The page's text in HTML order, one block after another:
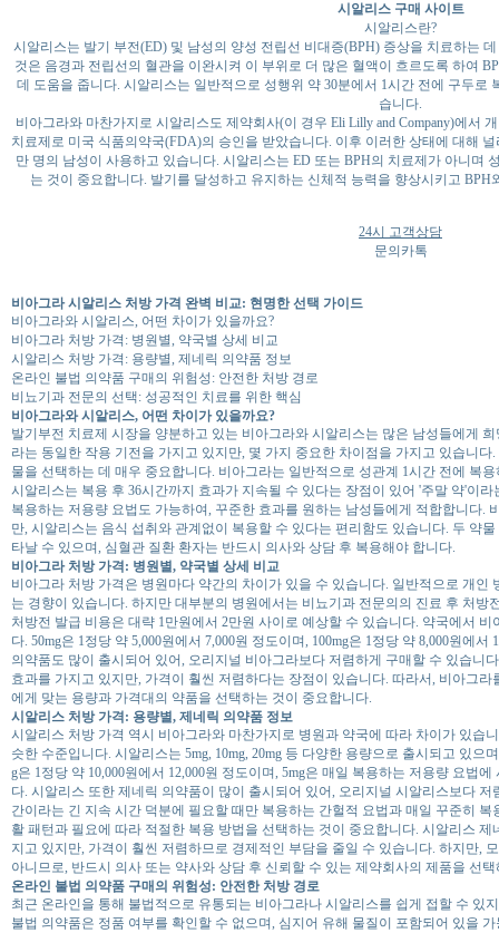
시알리스 구매 사이트
시알리스란?
시알리스는 발기 부전(ED) 및 남성의 양성 전립선 비대증(BPH) 증상을 치료하는
것은 음경과 전립선의 혈관을 이완시켜 이 부위로 더 많은 혈액이 흐르도록 하여
데 도움을 줍니다. 시알리스는 일반적으로 성행위 약 30분에서 1시간 전에 구두로
습니다.
비아그라와 마찬가지로 시알리스도 제약회사(이 경우 Eli Lilly and Company)에서
치료제로 미국 식품의약국(FDA)의 승인을 받았습니다. 이후 이러한 상태에 대해
만 명의 남성이 사용하고 있습니다. 시알리스는 ED 또는 BPH의 치료제가 아니며
는 것이 중요합니다. 발기를 달성하고 유지하는 신체적 능력을 향상시키고
24시 고객상담
문의카톡
비아그라 시알리스 처방 가격 완벽 비교: 현명한 선택 가이드
비아그라와 시알리스, 어떤 차이가 있을까요?
비아그라 처방 가격: 병원별, 약국별 상세 비교
시알리스 처방 가격: 용량별, 제네릭 의약품 정보
온라인 불법 의약품 구매의 위험성: 안전한 처방 경로
비뇨기과 전문의 선택: 성공적인 치료를 위한 핵심
비아그라와 시알리스, 어떤 차이가 있을까요?
발기부전 치료제 시장을 양분하고 있는 비아그라와 시알리스는 많은 남성들에게
라는 동일한 작용 기전을 가지고 있지만, 몇 가지 중요한 차이점을 가지고 있습니
물을 선택하는 데 매우 중요합니다. 비아그라는 일반적으로 성관계 1시간 전에 복
시알리스는 복용 후 36시간까지 효과가 지속될 수 있다는 장점이 있어 '주말 약'이
복용하는 저용량 요법도 가능하여, 꾸준한 효과를 원하는 남성들에게 적합합니다.
만, 시알리스는 음식 섭취와 관계없이 복용할 수 있다는 편리함도 있습니다. 두 약
타날 수 있으며, 심혈관 질환 환자는 반드시 의사와 상담 후 복용해야 합니다.
비아그라 처방 가격: 병원별, 약국별 상세 비교
비아그라 처방 가격은 병원마다 약간의 차이가 있을 수 있습니다. 일반적으로 개인
는 경향이 있습니다. 하지만 대부분의 병원에서는 비뇨기과 전문의의 진료 후 처방
처방전 발급 비용은 대략 1만원에서 2만원 사이로 예상할 수 있습니다. 약국에서
다. 50mg은 1정당 약 5,000원에서 7,000원 정도이며, 100mg은 1정당 약 8,000원에
의약품도 많이 출시되어 있어, 오리지널 비아그라보다 저렴하게 구매할 수 있습니
효과를 가지고 있지만, 가격이 훨씬 저렴하다는 장점이 있습니다. 따라서, 비아그
에게 맞는 용량과 가격대의 약품을 선택하는 것이 중요합니다.
시알리스 처방 가격: 용량별, 제네릭 의약품 정보
시알리스 처방 가격 역시 비아그라와 마찬가지로 병원과 약국에 따라 차이가 있습
슷한 수준입니다. 시알리스는 5mg, 10mg, 20mg 등 다양한 용량으로 출시되고 있으
g은 1정당 약 10,000원에서 12,000원 정도이며, 5mg은 매일 복용하는 저용량 요법
다. 시알리스 또한 제네릭 의약품이 많이 출시되어 있어, 오리지널 시알리스보다
간이라는 긴 지속 시간 덕분에 필요할 때만 복용하는 간헐적 요법과 매일 꾸준히
활 패턴과 필요에 따라 적절한 복용 방법을 선택하는 것이 중요합니다. 시알리스
지고 있지만, 가격이 훨씬 저렴하므로 경제적인 부담을 줄일 수 있습니다. 하지만,
아니므로, 반드시 의사 또는 약사와 상담 후 신뢰할 수 있는 제약회사의 제품을 선
온라인 불법 의약품 구매의 위험성: 안전한 처방 경로
최근 온라인을 통해 불법적으로 유통되는 비아그라나 시알리스를 쉽게 접할 수 있
불법 의약품은 정품 여부를 확인할 수 없으며, 심지어 유해 물질이 포함되어 있을